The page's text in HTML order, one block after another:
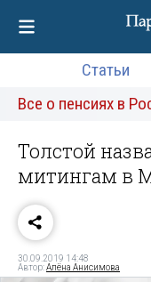
Статьи
Все о пенсиях в
Толстой
митингам в
30.09.2019 14:48
Автор:Алёна Анисимова